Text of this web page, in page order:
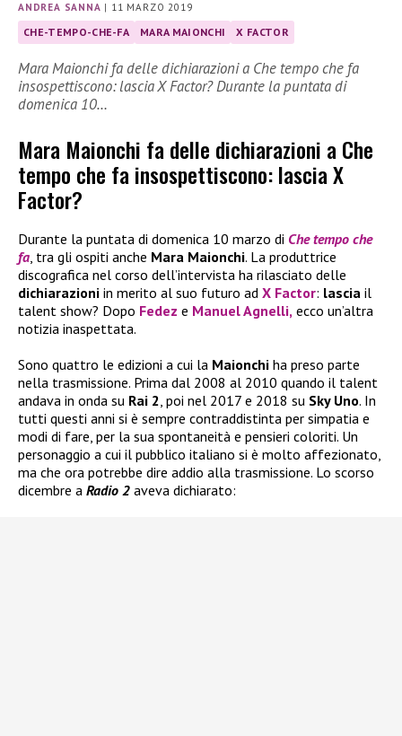
ANDREA SANNA | 11 MARZO 2019
CHE-TEMPO-CHE-FA MARA MAIONCHI X FACTOR
Mara Maionchi fa delle dichiarazioni a Che tempo che fa
insospettiscono: lascia X Factor? Durante la puntata di
domenica 10…
Mara Maionchi fa delle dichiarazioni a Che
tempo che fa insospettiscono: lascia X
Factor?
Durante la puntata di domenica 10 marzo di Che tempo che
fa, tra gli ospiti anche Mara Maionchi. La produttrice
discografica nel corso dell’intervista ha rilasciato delle
dichiarazioni in merito al suo futuro ad X Factor: lascia il
talent show? Dopo Fedez e Manuel Agnelli, ecco un’altra
notizia inaspettata.
Sono quattro le edizioni a cui la Maionchi ha preso parte
nella trasmissione. Prima dal 2008 al 2010 quando il talent
andava in onda su Rai 2, poi nel 2017 e 2018 su Sky Uno. In
tutti questi anni si è sempre contraddistinta per simpatia e
modi di fare, per la sua spontaneità e pensieri coloriti. Un
personaggio a cui il pubblico italiano si è molto affezionato,
ma che ora potrebbe dire addio alla trasmissione. Lo scorso
dicembre a Radio 2 aveva dichiarato: